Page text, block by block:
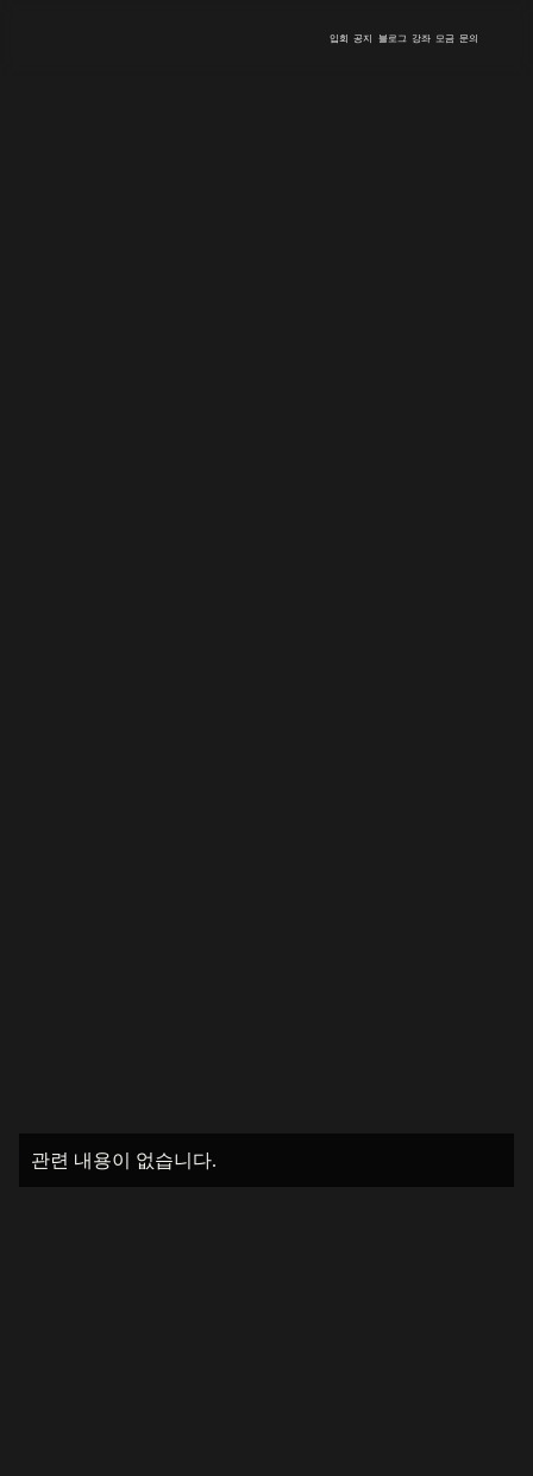
입회 공지 블로그 강좌 모금 문의
관련 내용이 없습니다.